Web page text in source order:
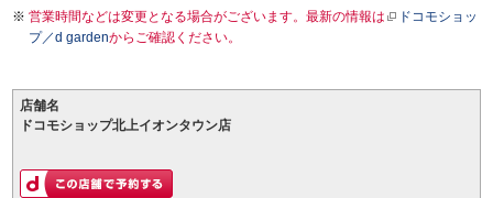
営業時間などは変更となる場合がございます。最新の情報は
ドコモショッ
プ／d gardenからご確認ください。
店舗名
ドコモショップ北上イオンタウン店